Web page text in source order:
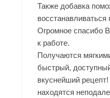
Также добавка
восстанавливаться
Огромное спасибо
к работе.
Получаются
быстрый,
вкуснейший
находятся